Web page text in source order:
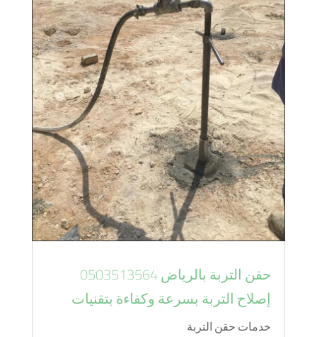
حقن التربة بالرياض 0503513564
إصلاح التربة بسرعة وكفاءة بتقنيات
خدمات حقن التربة